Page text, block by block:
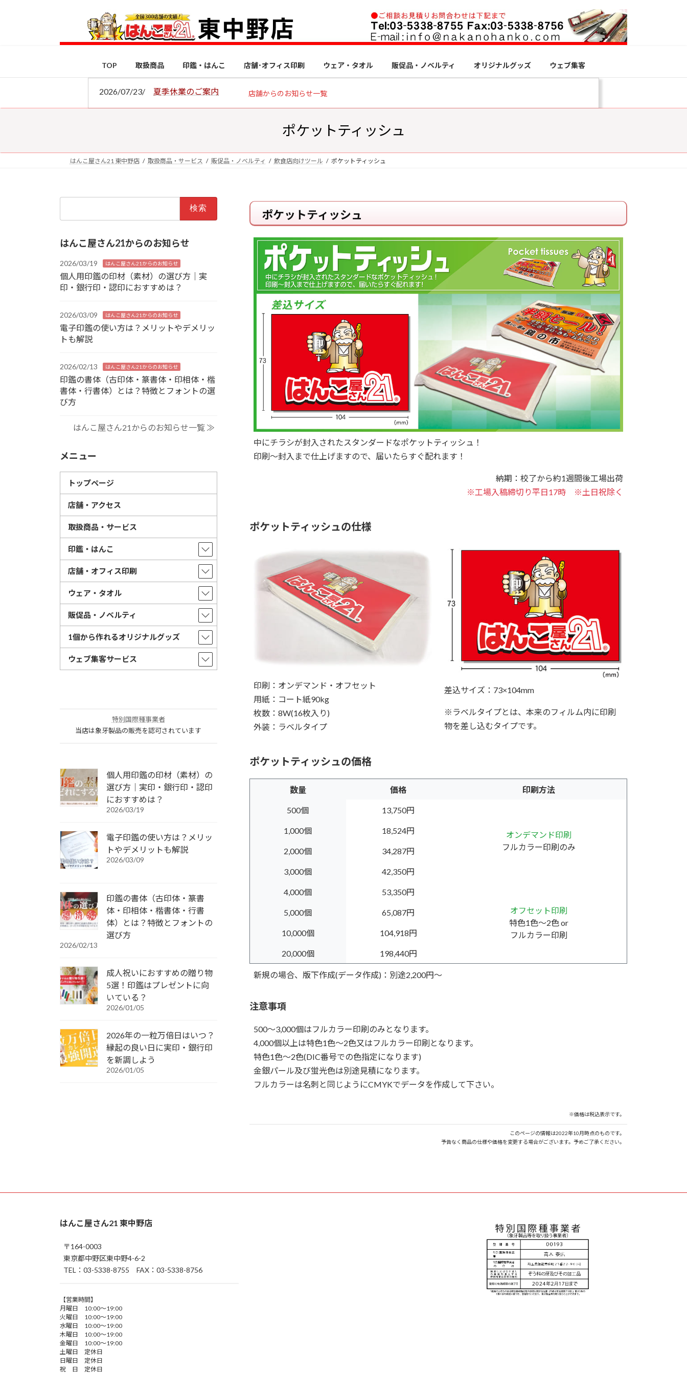
ス
ン
TOP 取扱商品 印鑑・はんこ 店舗･オフィス印刷 ウェア・タオル 販促品・ノベルティ オリジナルグッズ ウェブ集客
2026/07/23/ 夏季休業のご案内 店舗からのお知らせ一覧
ポケットティッシュ
はんこ屋さん21 東中野店 取扱商品・サービス 販促品・ノベルティ 飲食店向けツール ポケットティッシュ
ポケットティッシュ
中にチラシが封入されたスタンダードなポケットティッシュ！
印刷～封入まで仕上げますので、届いたらすぐ配れます！
納期：校了から約1週間後工場出荷
※工場入稿締切り平日17時 ※土日祝除く
ポケットティッシュの仕様
印刷：オンデマンド・オフセット
用紙：コート紙90kg
枚数：8W(16枚入り)
外装：ラベルタイプ
差込サイズ：73×104mm
※ラベルタイプとは、本来のフィルム内に印刷
物を差し込むタイプです。
ポケットティッシュの価格
数量 価格 印刷方法
500個 13,750円
オンデマンド印刷
フルカラー印刷のみ
1,000個 18,524円
2,000個 34,287円
3,000個 42,350円
4,000個
53,350円
オフセット印刷
特色1色～2色 or
フルカラー印刷
5,000個 65,087円
10,000個 104,918円
20,000個 198,440円
新規の場合、版下作成(データ作成)：別途2,200円～
注意事項
500～3,000個はフルカラー印刷のみとなります。
4,000個以上は特色1色～2色又はフルカラー印刷となります。
特色1色～2色(DIC番号での色指定になります)
金銀パール及び蛍光色は別途見積になります。
フルカラーは名刺と同じようにCMYKでデータを作成して下さい。
※価格は税込表示です。
このページの情報は2022年10月時点のものです。
予告なく商品の仕様や価格を変更する場合がございます。予めご了承ください。
はんこ屋さん21からのお知らせ
2026/03/19 はんこ屋さん21からのお知らせ
個人用印鑑の印材（素材）の選び方｜実
印・銀行印・認印におすすめは？
2026/03/09 はんこ屋さん21からのお知らせ
電子印鑑の使い方は？メリットやデメリッ
トも解説
2026/02/13 はんこ屋さん21からのお知らせ
印鑑の書体（古印体・篆書体・印相体・楷
書体・行書体）とは？特徴とフォントの選
び方
はんこ屋さん21からのお知らせ一覧 ≫
メニュー
トップページ
店舗・アクセス
取扱商品・サービス
印鑑・はんこ
店舗・オフィス印刷
ウェア・タオル
販促品・ノベルティ
1個から作れるオリジナルグッズ
ウェブ集客サービス
特別国際種事業者
当店は象牙製品の販売を認可されています
個人用印鑑の印材（素材）の
選び方｜実印・銀行印・認印
におすすめは？
2026/03/19
電子印鑑の使い方は？メリッ
トやデメリットも解説
2026/03/09
印鑑の書体（古印体・篆書
体・印相体・楷書体・行書
体）とは？特徴とフォントの
選び方
2026/02/13
成人祝いにおすすめの贈り物
5選！印鑑はプレゼントに向
いている？
2026/01/05
2026年の一粒万倍日はいつ？
縁起の良い日に実印・銀行印
を新調しよう
2026/01/05
はんこ屋さん21 東中野店
〒164-0003
東京都中野区東中野4-6-2
TEL：03-5338-8755 FAX：03-5338-8756
【営業時間】
月曜日 10:00～19:00
火曜日 10:00～19:00
水曜日 10:00～19:00
木曜日 10:00～19:00
金曜日 10:00～19:00
土曜日 定休日
日曜日 定休日
祝 日 定休日